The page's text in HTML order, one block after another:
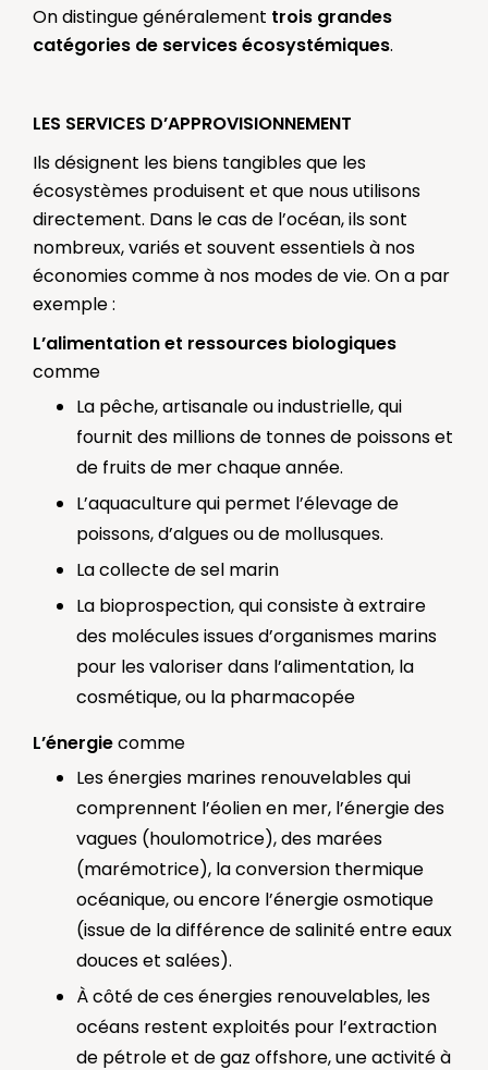
On distingue généralement trois grandes
catégories de services écosystémiques.
LES SERVICES D’APPROVISIONNEMENT
Ils désignent les biens tangibles que les
écosystèmes produisent et que nous utilisons
directement. Dans le cas de l’océan, ils sont
nombreux, variés et souvent essentiels à nos
économies comme à nos modes de vie. On a par
exemple :
L’alimentation et ressources biologiques
comme
La pêche, artisanale ou industrielle, qui
fournit des millions de tonnes de poissons et
de fruits de mer chaque année.
L’aquaculture qui permet l’élevage de
poissons, d’algues ou de mollusques.
La collecte de sel marin
La bioprospection, qui consiste à extraire
des molécules issues d’organismes marins
pour les valoriser dans l’alimentation, la
cosmétique, ou la pharmacopée
L’énergiecomme
Les énergies marines renouvelables qui
comprennent l’éolien en mer, l’énergie des
vagues (houlomotrice), des marées
(marémotrice), la conversion thermique
océanique, ou encore l’énergie osmotique
(issue de la différence de salinité entre eaux
douces et salées).
À côté de ces énergies renouvelables, les
océans restent exploités pour l’extraction
de pétrole et de gaz offshore, une activité à